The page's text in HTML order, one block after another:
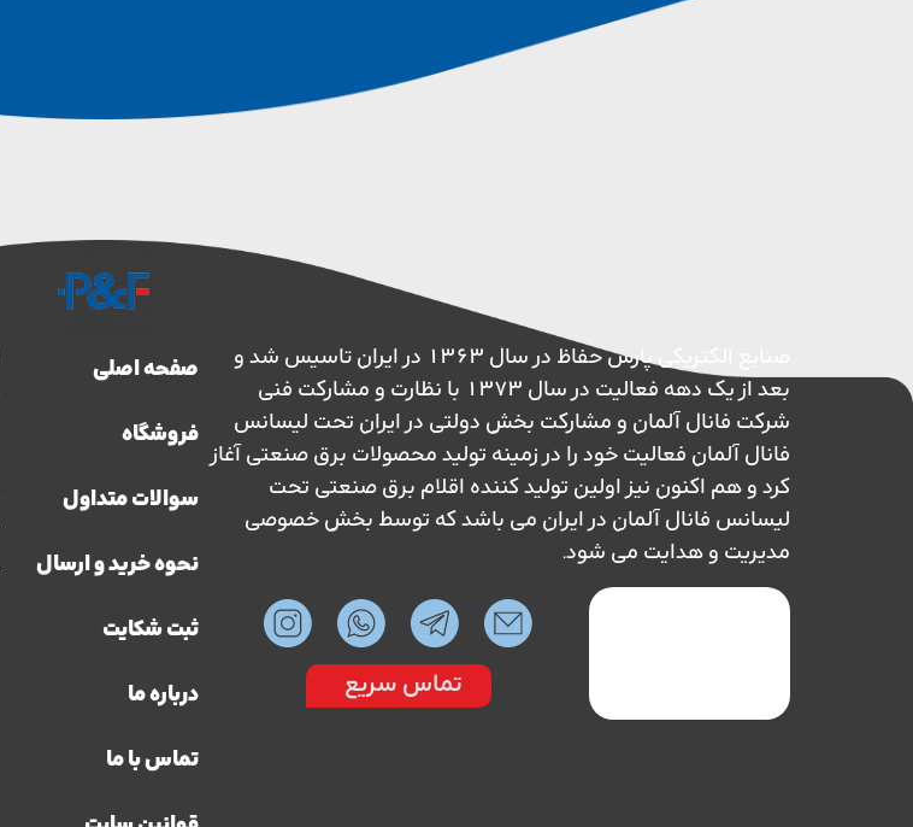
صنایع الکتریکی پارس حفاظ در سال 1363 در ایران تاسیس شد و
بعد از یک دهه فعالیت در سال 1373 با نظارت و مشارکت فنی
شرکت فانال آلمان و مشارکت بخش دولتی در ایران تحت لیسانس
فانال آلمان فعالیت خود را در زمینه تولید محصولات برق صنعتی آغاز
کرد و هم اکنون نیز اولین تولید کننده اقلام برق صنعتی تحت
لیسانس فانال آلمان در ایران می باشد که توسط بخش خصوصی
مدیریت و هدایت می شود.
تماس سریع
صفحه اصلی
فروشگاه
سوالات متداول
نحوه خرید و ارسال
ثبت شکایت
درباره ما
تماس با ما